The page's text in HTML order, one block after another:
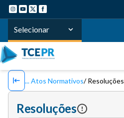
Selecionar
Atos Normativos Resoluções
Resoluções